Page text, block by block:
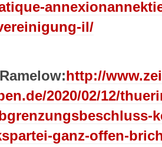
il/
http://
2020/02/12/
ganz-offen-